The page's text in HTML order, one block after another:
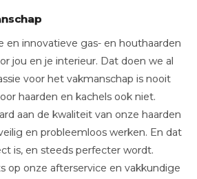
en innovatieve gas- en houthaarden
jou en je interieur. Dat doen we al
voor het vakmanschap is nooit
haarden en kachels ook niet.
aan de kwaliteit van onze haarden
en probleemloos werken. En dat
is, en steeds perfecter wordt.
op onze afterservice en vakkundige